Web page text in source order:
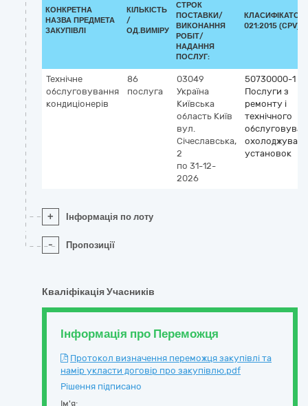
КОНКРЕТНА
НАЗВА ПРЕДМЕТА
ЗАКУПІВЛІ
КІЛЬКІСТЬ
/
ОД.ВИМІРУ
СТРОК
ПОСТАВКИ/
ВИКОНАННЯ
РОБІТ/
НАДАННЯ
ПОСЛУГ:
КЛАСИФІКАТОР
021:2015 (CPV)
Технічне
обслуговування
кондиціонерів
86
послуга
03049
Україна
Київська
область Київ
вул.
Січеславська,
2
по 31-12-
2026
50730000-1
Послуги з
ремонту і
технічного
установок
+ Інформація по лоту
- Пропозиції
Кваліфікація Учасників
Інформація про Переможця
Протокол визначення переможця закупівлі та
намір укласти договір про закупівлю.pdf
Рішення підписано
Ім'я: